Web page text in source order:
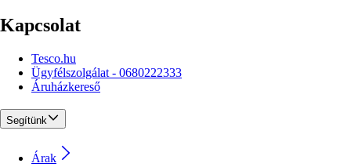
Kapcsolat
Tesco.hu
Ügyfélszolgálat - 0680222333
Áruházkereső
Segítünk
Árak